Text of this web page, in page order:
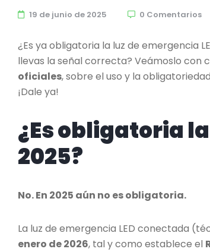
19 de junio de 2025 0 Comentarios
¿Es ya obligatoria la luz de emergencia
llevas la señal correcta? Veámoslo con
oficiales, sobre el uso y la
¡Dale ya!
¿Es obligatoria
2025?
No. En 2025 aún no es obligatoria.
La luz de emergencia LED conectada
enero de 2026, tal y como establece el